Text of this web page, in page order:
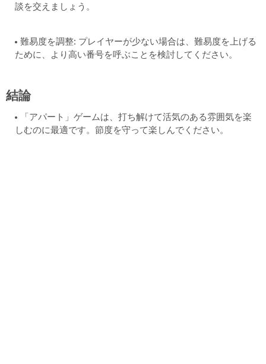
談を交えましょう。
難易度を調整: プレイヤーが少ない場合は、難易度を上げる
ために、より高い番号を呼ぶことを検討してください。
結論
「アパート」ゲームは、打ち解けて活気のある雰囲気を楽
しむのに最適です。節度を守って楽しんでください。